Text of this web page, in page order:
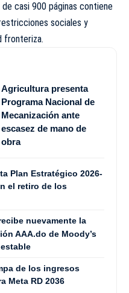
casi 900 páginas contiene
sociales y
fronteriza.
Agricultura presenta
Programa Nacional de
Mecanización ante
escasez de mano de
obra
Plan Estratégico 2026-
el retiro de los
nuevamente la
AAA.do de Moody’s
de los ingresos
Meta RD 2036